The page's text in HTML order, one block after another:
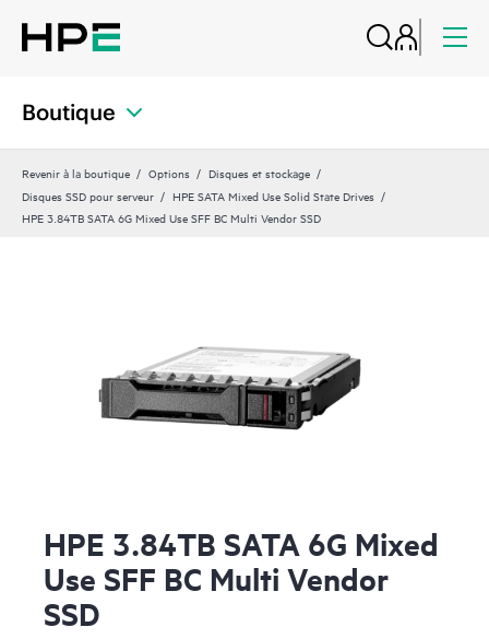
Boutique
Revenir à la boutique Options
Disques et stockage
Disques SSD pour serveur
HPE SATA Mixed Use Solid State Drives
HPE 3.84TB SATA 6G Mixed Use SFF BC Multi Vendor SSD
HPE 3.84TB SATA 6G Mixed
Use SFF BC Multi Vendor
SSD